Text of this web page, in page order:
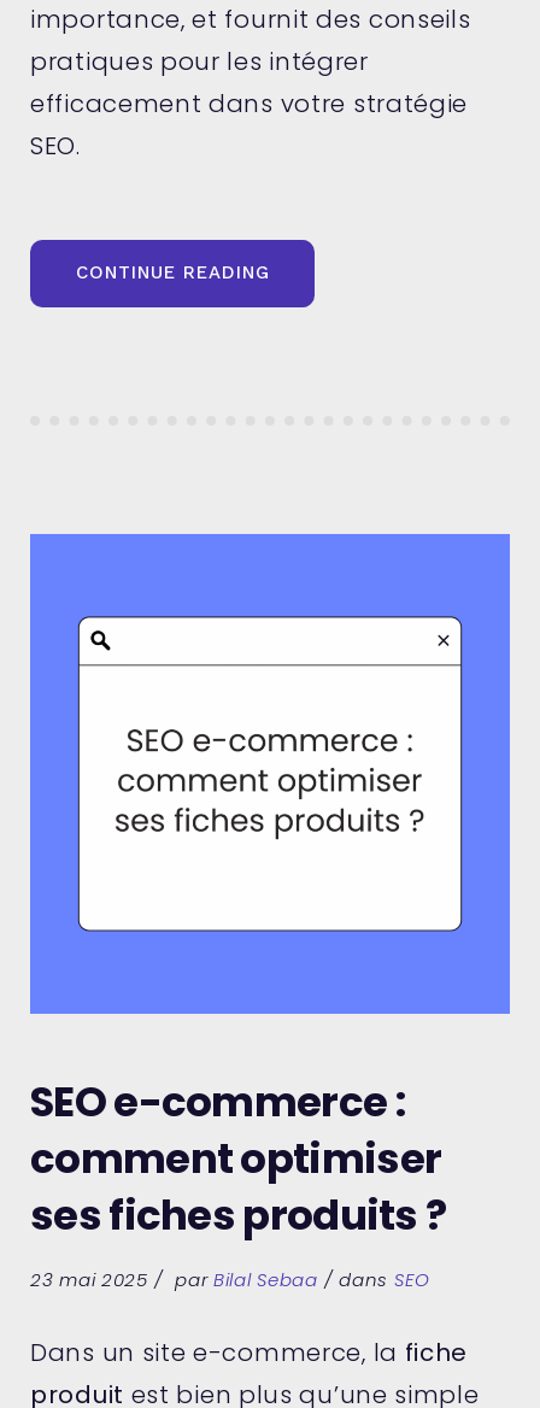
importance, et fournit des conseils
pratiques pour les intégrer
efficacement dans votre stratégie
SEO.
CONTINUE READING
LES
SEO e-commerce :
comment optimiser
ses fiches produits ?
23 mai 2025 parBilal Sebaa dans SEO
Dans un site e-commerce, la fiche
produit est bien plus qu’une simple